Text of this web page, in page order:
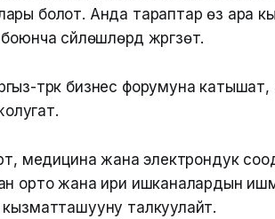
болот. Анда тараптар өз ара
сүйлөшүүлөрдү жүргүзөт.
түрк бизнес форумуна катышат,
жана электрондук соода
жана ири ишканалардын
талкуулайт.